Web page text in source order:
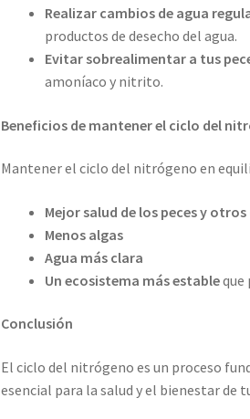
Realizar cambios de agua
productos de desecho del agua.
Evitar sobrealimentar a tus
amoníaco y nitrito.
Beneficios de mantener el ciclo del
Mantener el ciclo del nitrógeno en
Mejor salud de los peces y
Menos algas
Agua más clara
Un ecosistema más estableque
Conclusión
El ciclo del nitrógeno es un proceso
esencial para la salud y el bienestar de